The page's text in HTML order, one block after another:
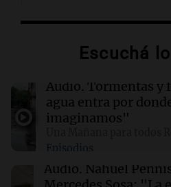
Airbnb acelera el
búsqueda
El Pentágono solicita a
un aumento en la
01:31 Ciencia
Reducir alimentos
Escuchá
Audio. Tormentas y
agua entra por
imaginamos"
Episodios
Audio. Nahuel